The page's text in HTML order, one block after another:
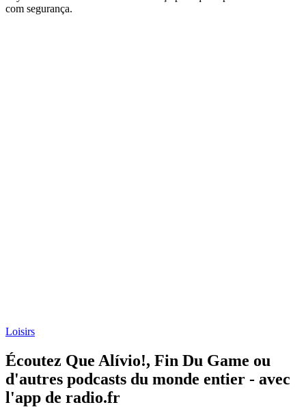
com segurança.
Loisirs
Écoutez Que Alívio!, Fin Du Game ou
d'autres podcasts du monde entier - avec
l'app de radio.fr